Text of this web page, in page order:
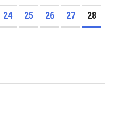
24 25 26 27 28